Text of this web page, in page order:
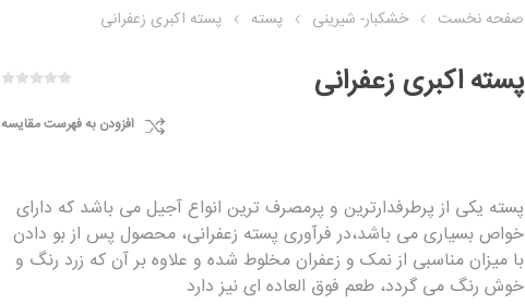
صفحه نخست خشکبار- شیرینی پسته پسته اکبری زعفرانی
پسته اکبری زعفرانی
افزودن به فهرست مقایسه
پسته یکی از پرطرفدارترین و پرمصرف ترین انواع آجیل می باشد که دارای
خواص بسیاری می باشد،در فرآوری پسته زعفرانی، محصول پس از بو دادن
با میزان مناسبی از نمک و زعفران مخلوط شده و علاوه بر آن که زرد رنگ و
خوش رنگ می گردد، طعم فوق العاده ای نیز دارد